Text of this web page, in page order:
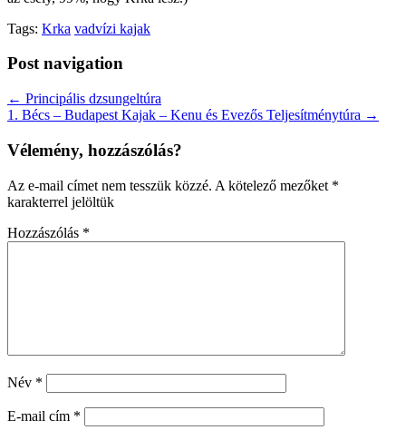
Tags: Krka vadvízi kajak
Post navigation
← Principális dzsungeltúra
1. Bécs – Budapest Kajak – Kenu és Evezős Teljesítménytúra →
Vélemény, hozzászólás?
Az e-mail címet nem tesszük közzé. A kötelező mezőket *
karakterrel jelöltük
Hozzászólás *
Név *
E-mail cím *